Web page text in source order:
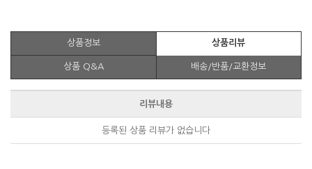
상품정보 상품리뷰
상품 Q&A 배송/반품/교환정보
리뷰내용
등록된 상품 리뷰가 없습니다